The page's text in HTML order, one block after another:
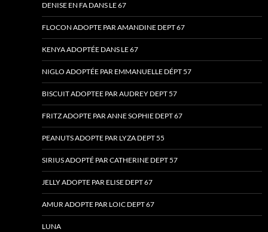
DENISE EN FA DANS LE 67
FLOCON ADOPTE PAR AMANDINE DEPT 67
KENYA ADOPTÉE DANS LE 67
NIGLO ADOPTÉE PAR EMMANUELLE DÉPT 57
BISCUIT ADOPTEE PAR AUDREY DEPT 57
FRITZ ADOPTE PAR ANNE SOPHIE DEPT 67
PEANUTS ADOPTE PAR LYZA DEPT 55
SIRIUS ADOPTÉ PAR CATHERINE DEPT 57
JELLY ADOPTE PAR ELISE DEPT 67
AMUR ADOPTE PAR LOIC DEPT 67
LUNA